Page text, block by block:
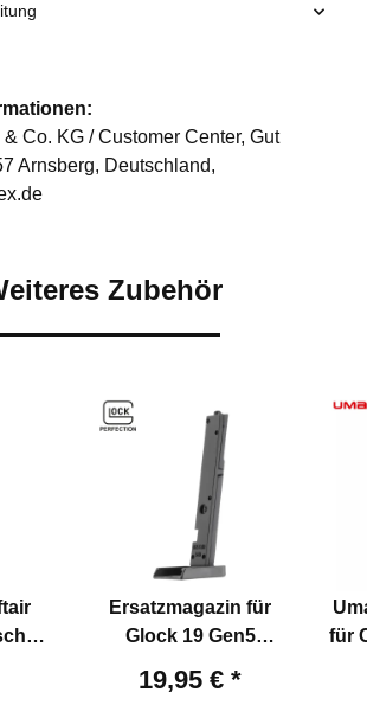
Co. KG / Customer Center, Gut
Arnsberg, Deutschland,
Zubehör
Ersatzmagazin für
Glock 19 Gen5
Kaliber 6 mm
19,95 € *
für